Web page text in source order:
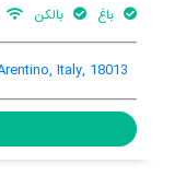
Via Grillarine, 5,